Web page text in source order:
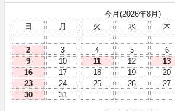
今月(2026年8月)
日
月 火 水 木
2
3 4 5 6
9
10 11 12 13
16
17 18 19 20
23
24 25 26 27
30
31